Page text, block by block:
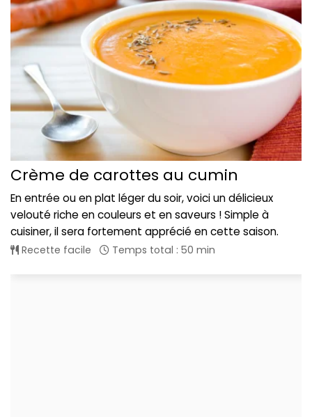
Crème de carottes au cumin
En entrée ou en plat léger du soir, voici un délicieux
velouté riche en couleurs et en saveurs ! Simple à
cuisiner, il sera fortement apprécié en cette saison.
Recette facile Temps total : 50 min